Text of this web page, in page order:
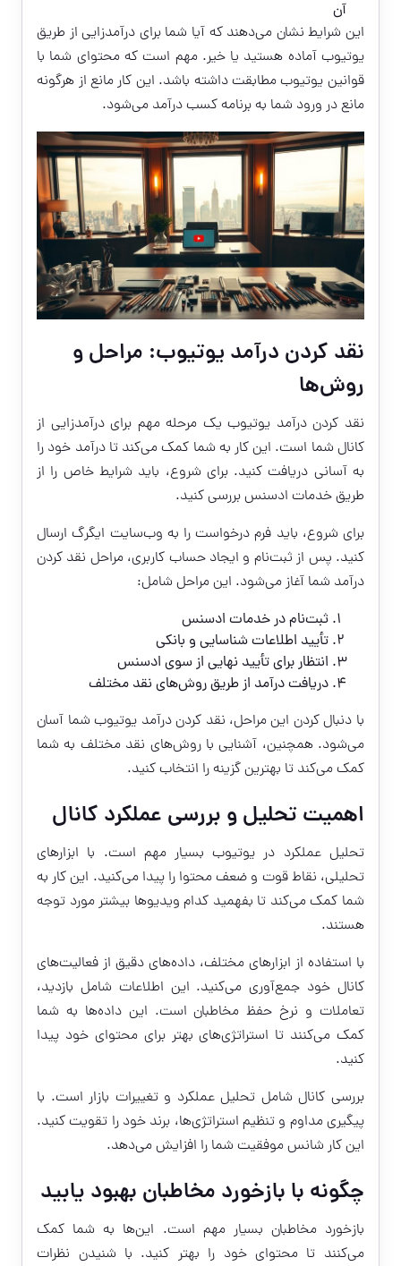
آن
این شرایط نشان می‌دهند که آیا شما برای درآمدزایی از طریق
یوتیوب آماده هستید یا خیر. مهم است که محتوای شما با
قوانین یوتیوب مطابقت داشته باشد. این کار مانع از هرگونه
مانع در ورود شما به برنامه کسب درآمد می‌شود.
نقد کردن درآمد یوتیوب: مراحل و
روش‌ها
نقد کردن درآمد یوتیوبیک مرحله مهم برای درآمدزایی از
کانال شما است. این کار به شما کمک می‌کند تا درآمد خود را
به آسانی دریافت کنید. برای شروع، باید شرایط خاص را از
طریق خدمات ادسنس بررسی کنید.
برای شروع، باید فرم درخواست را به وب‌سایت ایگرگ ارسال
کنید. پس از ثبت‌نام و ایجاد حساب کاربری، مراحل نقد کردن
درآمد شما آغاز می‌شود. این مراحل شامل:
ثبت‌نام در خدمات ادسنس
تأیید اطلاعات شناسایی و بانکی
انتظار برای تأیید نهایی از سوی ادسنس
دریافت درآمد از طریق روش‌های نقد مختلف
با دنبال کردن این مراحل، نقد کردن درآمد یوتیوب شما آسان
می‌شود. همچنین، آشنایی با روش‌های نقد مختلف به شما
کمک می‌کند تا بهترین گزینه را انتخاب کنید.
اهمیت تحلیل و بررسی عملکرد کانال
تحلیل عملکرد در یوتیوب بسیار مهم است. با ابزارهای
تحلیلی، نقاط قوت و ضعف محتوا را پیدا می‌کنید. این کار به
شما کمک می‌کند تا بفهمید کدام ویدیوها بیشتر مورد توجه
هستند.
با استفاده از ابزارهای مختلف، داده‌های دقیق از فعالیت‌های
کانال خود جمع‌آوری می‌کنید. این اطلاعات شامل بازدید،
تعاملات و نرخ حفظ مخاطبان است. این داده‌ها به شما
کمک می‌کنند تا استراتژی‌های بهتر برای محتوای خود پیدا
کنید.
بررسی کانال شامل تحلیل عملکرد و تغییرات بازار است. با
پیگیری مداوم و تنظیم استراتژی‌ها، برند خود را تقویت کنید.
این کار شانس موفقیت شما را افزایش می‌دهد.
چگونه با بازخورد مخاطبان بهبود یابید
بازخورد مخاطبان بسیار مهم است. این‌ها به شما کمک
می‌کنند تا محتوای خود را بهتر کنید. با شنیدن نظرات